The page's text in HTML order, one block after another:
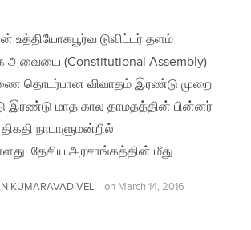
உத்தியோகபூர்வ டுவிட்டர் தளம்
அவையை (Constitutional Assembly)
தொடர்பான விவாதம் இரண்டு முறை
இரண்டு மாத கால தாமதத்தின் பின்னர்
நாடாளுமன்றில்
தேசிய அரசாங்கத்தின் மீது…
KUMARAVADIVEL on March 14, 2016